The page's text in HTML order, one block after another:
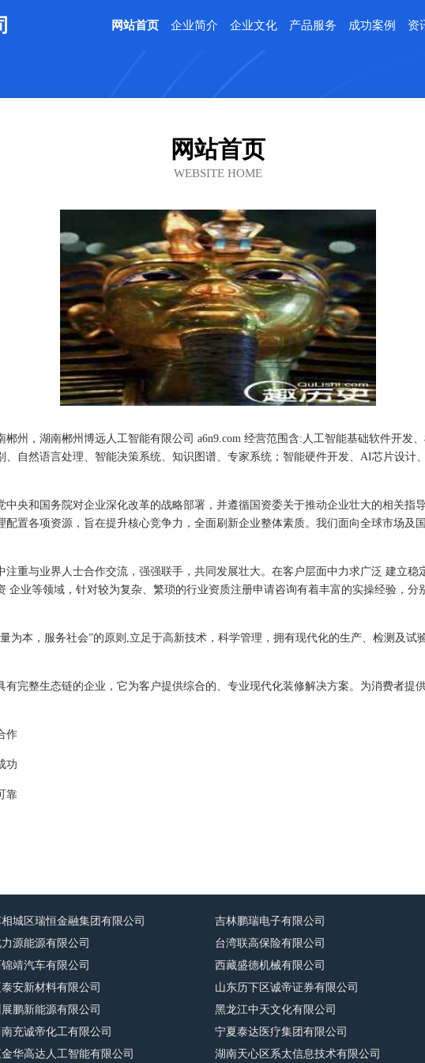
网站首页 企业简介 企业文化 产品服务 成功案例 资
网站首页
WEBSITE HOME
州，湖南郴州博远人工智能有限公司 a6n9.com 经营范围含:人工智能基础软件开发
自然语言处理、智能决策系统、知识图谱、专家系统；智能硬件开发、AI芯片设计
央和国务院对企业深化改革的战略部署，并遵循国资委关于推动企业壮大的相关指
配置各项资源，旨在提升核心竞争力，全面刷新企业整体素质。我们面向全球市场及
重与业界人士合作交流，强强联手，共同发展壮大。在客户层面中力求广泛 建立
企业等领域，针对较为复杂、繁琐的行业资质注册申请咨询有着丰富的实操经验，分
为本，服务社会”的原则,立足于高新技术，科学管理，拥有现代化的生产、检测及试
完整生态链的企业，它为客户提供综合的、专业现代化装修解决方案。为消费者提
作
功
靠
城区瑞恒金融集团有限公司
吉林鹏瑞电子有限公司
源能源有限公司
台湾联高保险有限公司
锦靖汽车有限公司
西藏盛德机械有限公司
安新材料有限公司
山东历下区诚帝证券有限公司
鹏新能源有限公司
黑龙江中天文化有限公司
南充诚帝化工有限公司
宁夏泰达医疗集团有限公司
华高达人工智能有限公司 湖南天心区系太信息技术有限公司